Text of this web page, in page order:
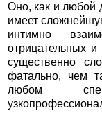
Оно, как и любой
имеет
интимно
отрицательных
существенно
фатально, чем
любом